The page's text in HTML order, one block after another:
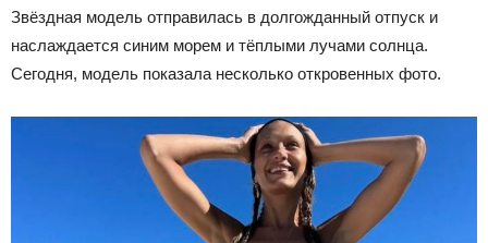
Звёздная модель отправилась в долгожданный отпуск и
наслаждается синим морем и тёплыми лучами солнца.
Сегодня, модель показала несколько откровенных фото.